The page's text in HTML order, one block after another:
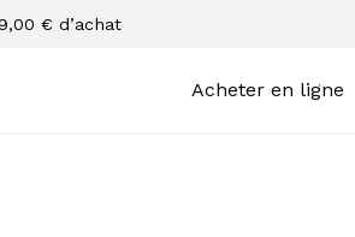
€ d’achat
Acheter en ligne